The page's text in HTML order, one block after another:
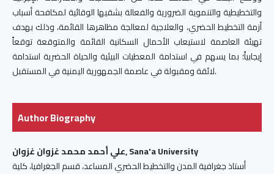
والتخطيطية والتنموية الضرورية والفعالة بشقيها الوقائية لمكافحة أسباب
أزمة التخطيط الحضري، والعلاجية لمعالجة مظاهرها القائمة، وذلك بهدف
تهيئة العاصمة لاستيعاب الأحمال السكانية القائمة والمتوقعة توقعاً
إيجابياً؛ بما يسهم في استدامة المعطيات البيئية والحياة الحضرية استدامة
لائقة ومقبولة في عاصمة الجمهورية اليمنية في المستقبل.
Author Biography
علي أحمد محمد غزوان غزوان, Sana'a University
أستاذ جغرافية المدن والتخطيط الحضري المساعد، قسم الجغرافيا، كلية